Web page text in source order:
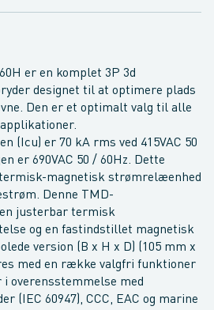
er en komplet 3P 3d
designet til at optimere plads
Den er et optimalt valg til alle
(Icu) er 70 kA rms ved 415VAC 50
er 690VAC 50 / 60Hz. Dette
magnetisk strømrelæenhed
Denne TMD-
justerbar termisk
og en fastindstillet magnetisk
version (B x H x D) (105 mm x
med en række valgfri funktioner
overensstemmelse med
(IEC 60947), CCC, EAC og marine